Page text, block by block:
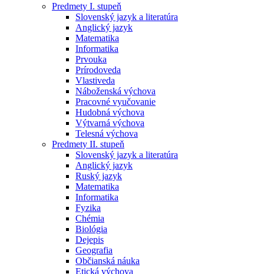
Predmety I. stupeň
Slovenský jazyk a literatúra
Anglický jazyk
Matematika
Informatika
Prvouka
Prírodoveda
Vlastiveda
Náboženská výchova
Pracovné vyučovanie
Hudobná výchova
Výtvarná výchova
Telesná výchova
Predmety II. stupeň
Slovenský jazyk a literatúra
Anglický jazyk
Ruský jazyk
Matematika
Informatika
Fyzika
Chémia
Biológia
Dejepis
Geografia
Občianská náuka
Etická výchova